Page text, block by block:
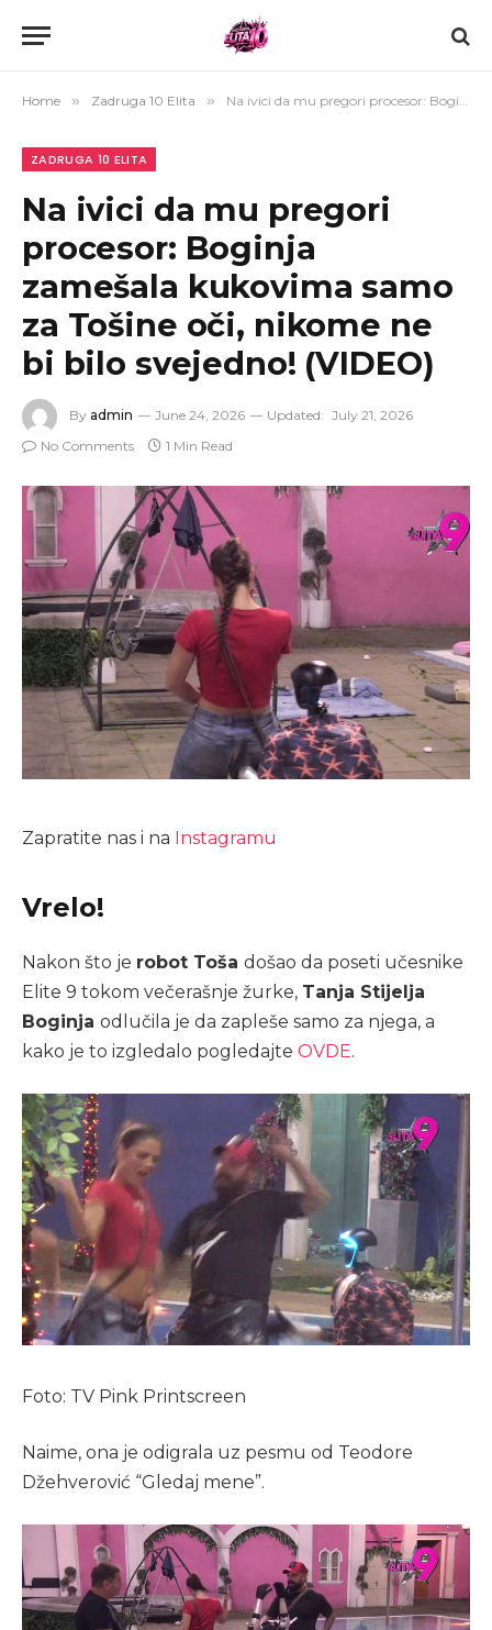
Home » Zadruga 10 Elita » Na ivici da mu pregori procesor: Boginja zamešala kukovima samo za Tošine oči, nikome ne bi bilo svejedno! (VIDEO)
ZADRUGA 10 ELITA
Na ivici da mu pregori
procesor: Boginja
zamešala kukovima samo
za Tošine oči, nikome ne
bi bilo svejedno! (VIDEO)
By admin June 24, 2026 Updated: July 21, 2026
No Comments
1 Min Read
Zapratite nas i na Instagramu
Vrelo!
Nakon što je robot Toša došao da poseti učesnike
Elite 9 tokom večerašnje žurke, Tanja Stijelja
Boginja odlučila je da zapleše samo za njega, a
kako je to izgledalo pogledajte OVDE.
Foto: TV Pink Printscreen
Naime, ona je odigrala uz pesmu od Teodore
Džehverović “Gledaj mene”.